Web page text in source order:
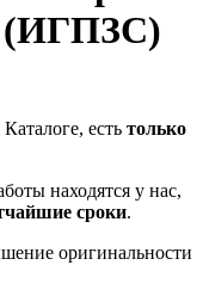
(ИГПЗС)
есть только
находятся у нас,
сроки.
оригинальности